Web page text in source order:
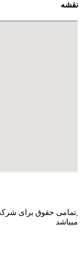
نقشه
تمامی حقوق برای
میباشد